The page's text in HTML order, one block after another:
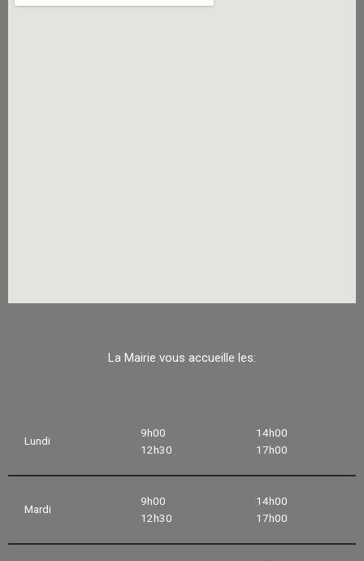
La Mairie vous accueille les:
Lundi
9h00
12h30
14h00
17h00
Mardi
9h00
12h30
14h00
17h00